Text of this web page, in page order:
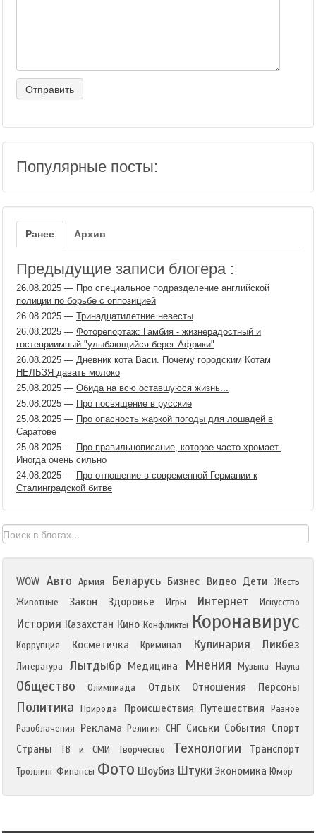
Популярные посты:
Ранее Архив
Предыдущие записи блогера :
26.08.2025 — Про специальное подразделение английской
полиции по борьбе с оппозицией
26.08.2025 — Тринадцатилетние невесты
26.08.2025 — Фоторепортаж: Гамбия - жизнерадостный и
гостеприимный "улыбающийся берег Африки"
26.08.2025 — Дневник кота Васи. Почему городским Котам
НЕЛЬЗЯ давать молоко
25.08.2025 — Обида на всю оставшуюся жизнь...
25.08.2025 — Про посвящение в русские
25.08.2025 — Про опасность жаркой погоды для лошадей в
Саратове
25.08.2025 — Про правильнописание, которое часто хромает.
Иногда очень сильно
24.08.2025 — Про отношение в современной Германии к
Сталинградской битве
WOW Авто Армия Беларусь Бизнес Видео Дети
Жесть
Животные
Закон Здоровье Игры Интернет Искусство
История Казахстан Кино Конфликты Коронавирус
Коррупция Косметичка Криминал Кулинария Ликбез
Литература Лытдыбр Медицина Мнения Музыка Наука
Общество Олимпиада Отдых Отношения Персоны
Политика Природа Происшествия Путешествия
Разное
Разоблачения
Реклама Религия СНГ Сиськи События Спорт
Страны
ТВ и СМИ Творчество Технологии Транспорт
Троллинг Финансы Фото Шоубиз Штуки Экономика Юмор